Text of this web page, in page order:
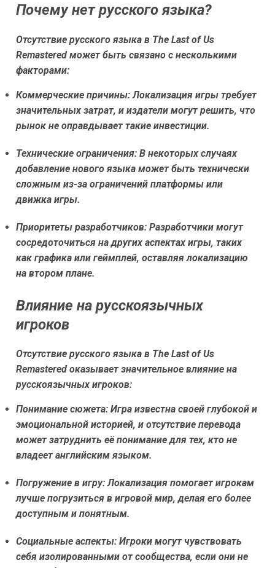
Почему нет русского языка?
Отсутствие русского языка в The Last of Us
Remastered может быть связано с несколькими
факторами:
Коммерческие причины:Локализация игры требует
значительных затрат, и издатели могут решить, что
рынок не оправдывает такие инвестиции.
Технические ограничения: В некоторых случаях
добавление нового языка может быть технически
сложным из-за ограничений платформы или
движка игры.
Приоритеты разработчиков: Разработчики могут
сосредоточиться на других аспектах игры, таких
как графика или геймплей, оставляя локализацию
на втором плане.
Влияние на русскоязычных
игроков
Отсутствие русского языка в The Last of Us
Remastered оказывает значительное влияние на
русскоязычных игроков:
Понимание сюжета: Игра известна своей глубокой и
эмоциональной историей, и отсутствие перевода
может затруднить её понимание для тех, кто не
владеет английским языком.
Погружение в игру:Локализация помогает игрокам
лучше погрузиться в игровой мир, делая его более
доступным и понятным.
Социальные аспекты: Игроки могут чувствовать
себя изолированными от сообщества, если они не